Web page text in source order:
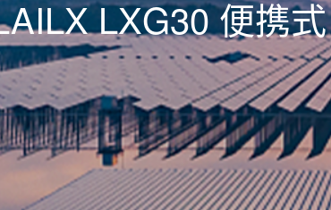
LXG30 便携